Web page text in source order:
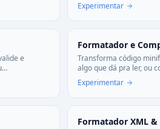
instantaneamente.
Experimentar
e
sintaxe
Formatador e
Transforma código
algo que dá pra ler, ou
antes de subir. Funciona
HTML—tudo no
Experimentar
Formatador XML